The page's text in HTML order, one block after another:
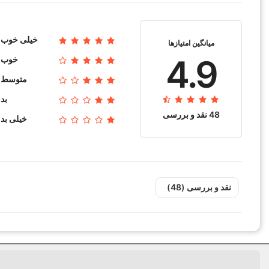
سایز آچار
میانگین امتیازها
4.9
48 نقد و بررسی‌‌
خیلی خوب
خوب
متوسط
بد
خیلی بد
نقد و بررسی‌‌ (48)